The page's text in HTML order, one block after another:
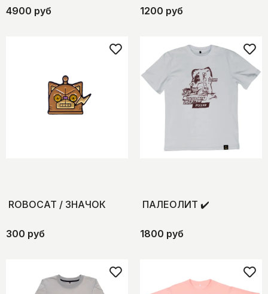
4900 руб 1200 руб
ROBOCAT / ЗНАЧОК
300 руб
ПАЛЕОЛИТ ✔️
1800 руб